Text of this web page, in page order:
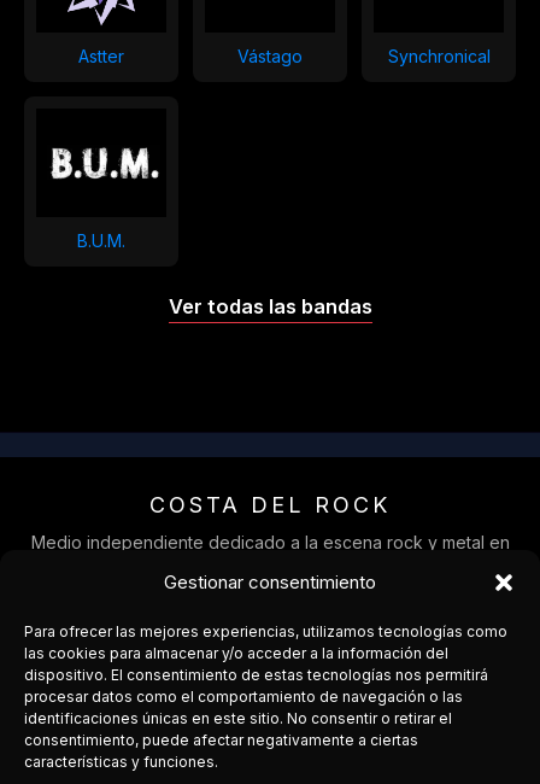
Gestionar consentimiento
Para ofrecer las mejores experiencias, utilizamos tecnologías como
las cookies para almacenar y/o acceder a la información del
dispositivo. El consentimiento de estas tecnologías nos permitirá
procesar datos como el comportamiento de navegación o las
identificaciones únicas en este sitio. No consentir o retirar el
consentimiento, puede afectar negativamente a ciertas
características y funciones.
Astter Vástago Synchronical
B.U.M.
Ver todas las bandas
COSTA DEL ROCK
Medio independiente dedicado a la escena rock y metal en
Cobertura, agenda y conexión entre bandas y público.
Facebook
Instagram
¿Organizas un concierto?